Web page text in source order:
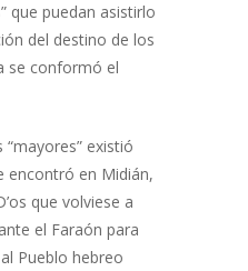
que puedan asistirlo
del destino de los
se conformó el
“mayores” existió
encontró en Midián,
que volviese a
el Faraón para
Pueblo hebreo